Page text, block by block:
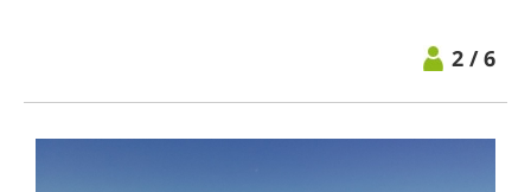
2 / 6